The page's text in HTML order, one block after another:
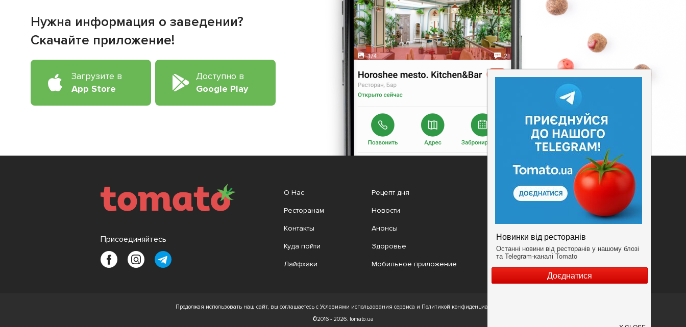
Нужна информация о заведении?
Скачайте приложение!
Загрузите в
App Store
Доступно в
Google Play
Присоединяйтесь
О Нас
Ресторанам
Контакты
Куда пойти
Лайфхаки
Рецепт дня
Новости
Анонсы
Здоровье
Мобильное приложение
Добавить заведение
Условия
Продолжая использовать наш сайт, вы соглашаетесь с Условиями использования сервиса и Политикой конфиденциальности.
©2016 - 2026. tomato.ua